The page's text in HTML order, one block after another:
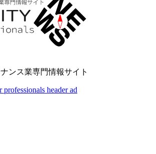
ンス業専門情報サイト